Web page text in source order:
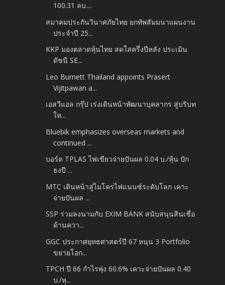
100.31 ลบ....
สมาคมประกันวินาศภัยไทย ยกทัพสัมมนาแผนงาน
ประจำปี 25...
KKP มองตลาดหุ้นไทย สดใสครึ่งปีหลัง ประเมิน
ดัชนี SE...
Leo Burnett Thailand appoints Prasert
Vijitpawan a...
เอสวีแอล กรุ๊ป เร่งเดินหน้าพัฒนาบุคลากร สู่บริบท
ให...
Bluebik emphasizes overseas markets and
continued ...
บอร์ด TPLAS ไฟเขียวจ่ายปันผล 0.04 บ./หุ้น ปัก
ธงปี ...
MTC เดินหน้าสู่ไมโครไฟแนนซ์ระดับโลก เคาะ
จ่ายปันผล ...
SSP ร่วมลงนามกับ EXIM BANK สนับสนุนสินเชื่อ
ด้านควา...
GGC ประกาศยุทธศาสตร์ปี 67 หนุน 3 Portfolio
ขยายโอก...
TPCH ปี 66 กำไรพุ่ง 60.6% เคาะจ่ายปันผล 0.40
บ./หุ...